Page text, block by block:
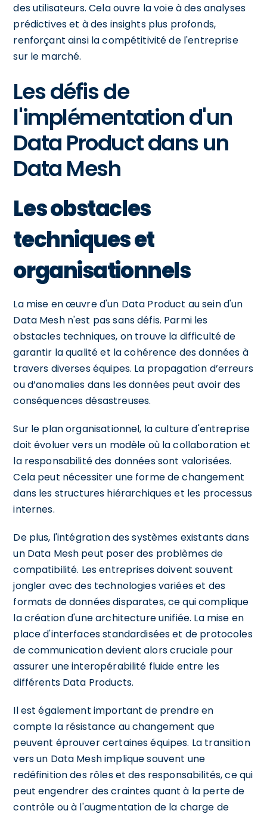
des utilisateurs. Cela ouvre la voie à des analyses
prédictives et à des insights plus profonds,
renforçant ainsi la compétitivité de l'entreprise
sur le marché.
Les défis de
l'implémentation d'un
Data Product dans un
Data Mesh
Les obstacles
techniques et
organisationnels
La mise en œuvre d'un Data Product au sein d'un
Data Mesh n'est pas sans défis. Parmi les
obstacles techniques, on trouve la difficulté de
garantir la qualité et la cohérence des données à
travers diverses équipes. La propagation d’erreurs
ou d’anomalies dans les données peut avoir des
conséquences désastreuses.
Sur le plan organisationnel, la culture d'entreprise
doit évoluer vers un modèle où la collaboration et
la responsabilité des données sont valorisées.
Cela peut nécessiter une forme de changement
dans les structures hiérarchiques et les processus
internes.
De plus, l'intégration des systèmes existants dans
un Data Mesh peut poser des problèmes de
compatibilité. Les entreprises doivent souvent
jongler avec des technologies variées et des
formats de données disparates, ce qui complique
la création d'une architecture unifiée. La mise en
place d'interfaces standardisées et de protocoles
de communication devient alors cruciale pour
assurer une interopérabilité fluide entre les
différents Data Products.
Il est également important de prendre en
compte la résistance au changement que
peuvent éprouver certaines équipes. La transition
vers un Data Mesh implique souvent une
redéfinition des rôles et des responsabilités, ce qui
peut engendrer des craintes quant à la perte de
contrôle ou à l'augmentation de la charge de